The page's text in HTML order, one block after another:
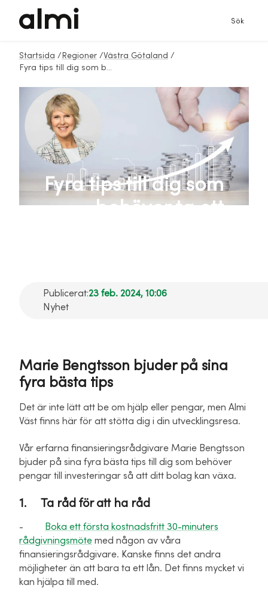
Sök
Startsida / Regioner /Västra Götaland /
Fyra tips till dig som behöver ta ett företagslån
Fyra tips till dig som
behöver ta ett
Publicerat:23 feb. 2024, 10:06
Nyhet
Marie Bengtsson bjuder på sina
fyra bästa tips
Det är inte lätt att be om hjälp eller pengar, men Almi
Väst finns här för att stötta dig i din utvecklingsresa.
Vår erfarna finansieringsrådgivare Marie Bengtsson
bjuder på sina fyra bästa tips till dig som behöver
pengar till investeringar så att ditt bolag kan växa.
1. Ta råd för att ha råd
-
Boka ett första kostnadsfritt 30-minuters
rådgivningsmöte med någon av våra
finansieringsrådgivare. Kanske finns det andra
möjligheter än att bara ta ett lån. Det finns mycket vi
kan hjälpa till med.